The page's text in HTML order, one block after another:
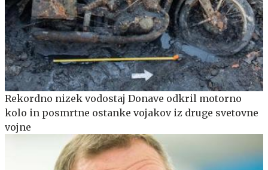
Rekordno nizek vodostaj Donave odkril motorno
kolo in posmrtne ostanke vojakov iz druge svetovne
vojne